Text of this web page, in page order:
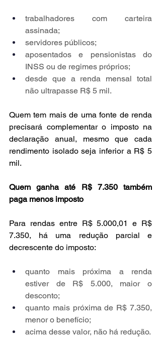
trabalhadores com carteira
assinada;
servidores públicos;
aposentados e pensionistas do
INSS ou de regimes próprios;
desde que a renda mensal total
não ultrapasse R$ 5 mil.
Quem tem mais de uma fonte de renda
precisará complementar o imposto na
declaração anual, mesmo que cada
rendimento isolado seja inferior a R$ 5
mil.
Quem ganha até R$ 7.350 também
paga menos imposto
Para rendas entre R$ 5.000,01 e R$
7.350, há uma redução parcial e
decrescente do imposto:
quanto mais próxima a renda
estiver de R$ 5.000, maior o
desconto;
quanto mais próxima de R$ 7.350,
menor o benefício;
acima desse valor, não há redução.